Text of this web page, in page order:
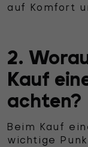
auf Komfort
2.
Kauf
achten?
Beim Kauf
wichtige